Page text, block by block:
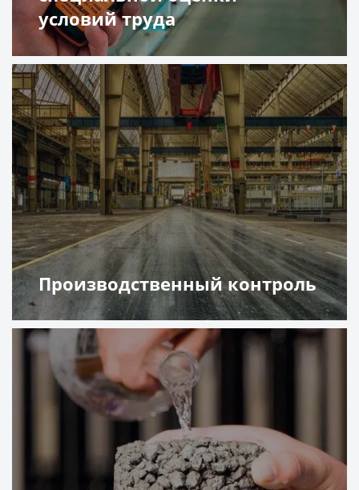
условий труда
Подробнее
Производственный контроль
Подробнее